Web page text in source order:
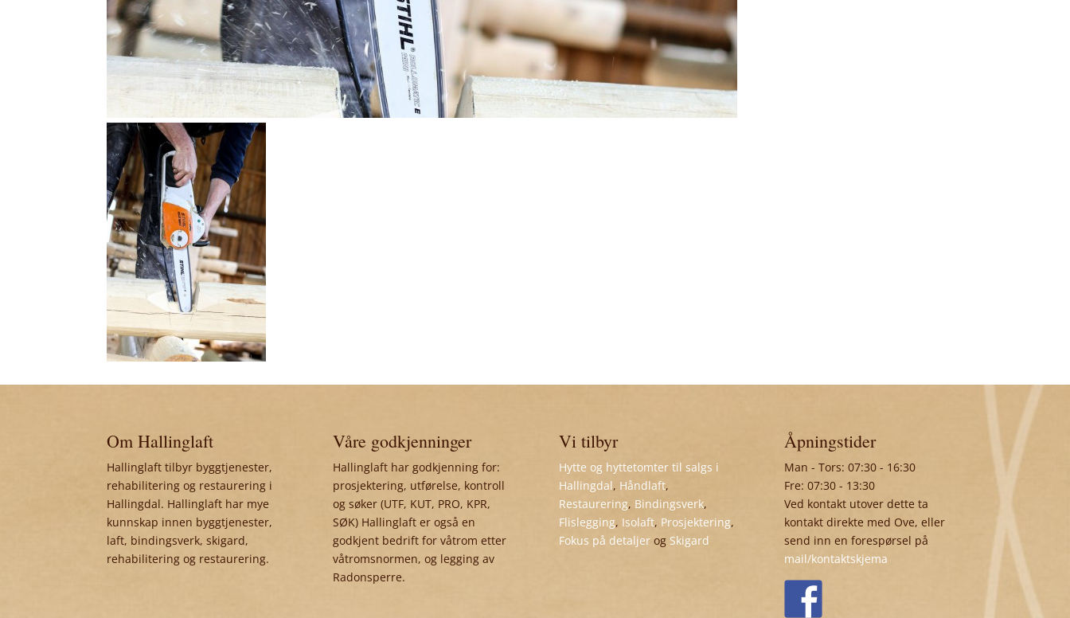
Om Hallinglaft
Hallinglaft tilbyr byggtjenester,
rehabilitering og restaurering i
Hallingdal. Hallinglaft har mye
kunnskap innen byggtjenester,
laft, bindingsverk, skigard,
rehabilitering og restaurering.
Våre godkjenninger
Hallinglaft har godkjenning for:
prosjektering, utførelse, kontroll
og søker (UTF, KUT, PRO, KPR,
SØK) Hallinglaft er også en
godkjent bedrift for våtrom etter
våtromsnormen, og legging av
Radonsperre.
Vi tilbyr
Hytte og hyttetomter til salgs i
Hallingdal, Håndlaft,
Restaurering, Bindingsverk,
Flislegging, Isolaft, Prosjektering,
Fokus på detaljerog Skigard
Åpningstider
Man - Tors: 07:30 - 16:30
Fre: 07:30 - 13:30
Ved kontakt utover dette ta
kontakt direkte med Ove, eller
send inn en forespørsel på
mail/kontaktskjema